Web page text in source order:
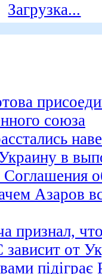
Загрузка...
союза
в
Азаров
признал,
зависит от
підіграє